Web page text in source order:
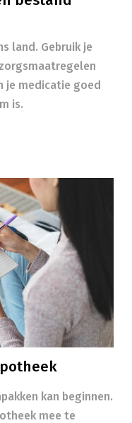
land. Gebruik je
je medicatie goed
is.
kan beginnen.
mee te